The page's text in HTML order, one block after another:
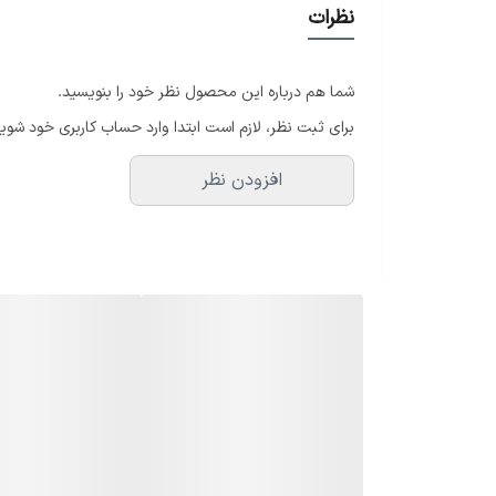
نظرات
شما هم درباره این محصول نظر خود را بنویسید.
برای ثبت نظر، لازم است ابتدا وارد حساب کاربری خود
افزودن نظر